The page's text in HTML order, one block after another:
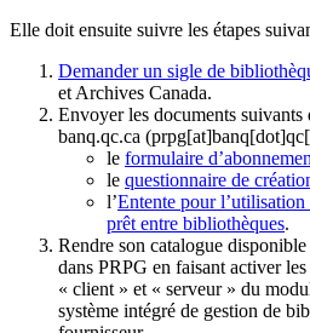
Elle doit ensuite suivre les étapes
Demander un sigle de
et Archives Canada.
Envoyer les documents suivants
banq.qc.ca
le formulaire
le questionnaire de
l’Entente pour l’utilisation
prêt entre bibliothèques.
Rendre son catalogue
dans PRPG en faisant activer
« client » et « serveur » du
système intégré de gestion de